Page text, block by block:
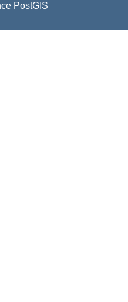
PostGIS